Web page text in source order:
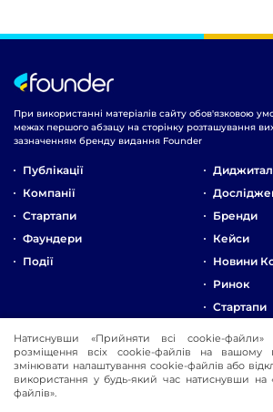
При використанні матеріалів сайту обов'язковою
межах першого абзацу на сторінку розташування
зазначенням бренду видання Founder
Публікації
Компанії
Стартапи
Фаундери
Події
Диджитал
Бренди
Кейси
Новини
Ринок
Стартапи
Про Компанію
Реклама
Контакти
Натиснувши «Прийняти всі cookie-
розміщення всіх cookie-файлів на вашому
змінювати налаштування cookie-файлів або
використання у будь-який час натиснувши на
файлів».